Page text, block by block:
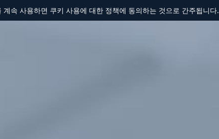
계속 사용하면 쿠키 사용에 대한 정책에 동의하는 것으로 간주됩니다.